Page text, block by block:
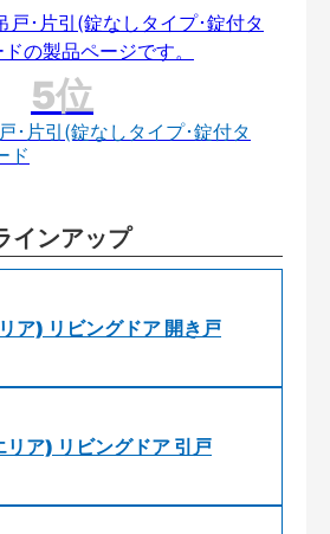
･片引(錠なしタイプ･錠付タ
ド
インアップ
ア) リビングドア 開き戸
ア) リビングドア 引戸